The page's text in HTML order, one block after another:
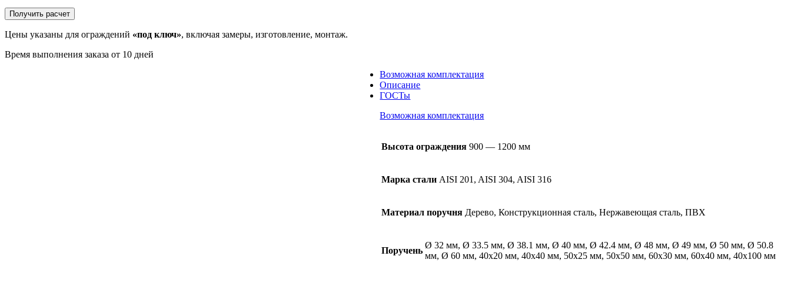
Получить расчет
Цены указаны для ограждений «под ключ», включая замеры, изготовление, монтаж.
Время выполнения заказа от 10 дней
Возможная комплектация
Описание
ГОСТы
Возможная комплектация
Высота ограждения 900 — 1200 мм
Марка стали AISI 201, AISI 304, AISI 316
Материал поручня Дерево, Конструкционная сталь, Нержавеющая сталь, ПВХ
Поручень
Ø 32 мм, Ø 33.5 мм, Ø 38.1 мм, Ø 40 мм, Ø 42.4 мм, Ø 48 мм, Ø 49 мм, Ø 50 мм, Ø 50.8
мм, Ø 60 мм, 40х20 мм, 40х40 мм, 50х25 мм, 50х50 мм, 60х30 мм, 60х40 мм, 40х100 мм